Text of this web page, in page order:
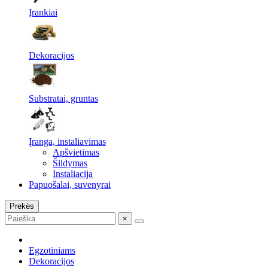
Įrankiai
Dekoracijos
Substratai, gruntas
Įranga, instaliavimas
Apšvietimas
Šildymas
Instaliacija
Papuošalai, suvenyrai
Prekės
×
Egzotiniams
Dekoracijos